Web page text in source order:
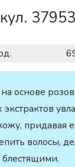
основе
экстрактов
придавая
волосы,